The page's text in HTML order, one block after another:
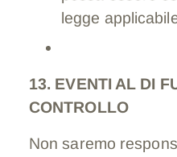
legge
13. EVENTI AL DI
CONTROLLO
Non saremo